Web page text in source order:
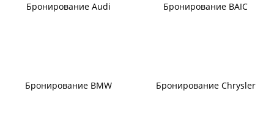
Бронирование Audi Бронирование BAIC
Бронирование BMW Бронирование Chrysler